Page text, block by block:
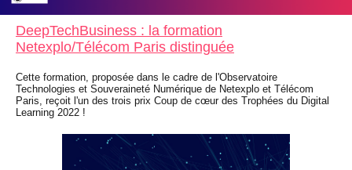
DeepTechBusiness : la formation
Netexplo/Télécom Paris distinguée
Cette formation, proposée dans le cadre de l'Observatoire
Technologies et Souveraineté Numérique de Netexplo et Télécom
Paris, reçoit l'un des trois prix Coup de cœur des Trophées du Digital
Learning 2022 !